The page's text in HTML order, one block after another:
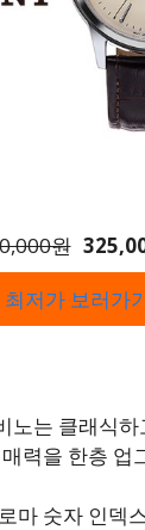
원
최저가 보러가
노는 클래식
력을 한층 업
마 숫자 인덱